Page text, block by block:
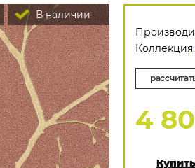
РИСУНОК
Граффити
Карта мира
С вензелями
С надписями
Геометрический рисунок
Цветы
В клетку
В полоску Все рисунки
В наличии
Коллекция:
4